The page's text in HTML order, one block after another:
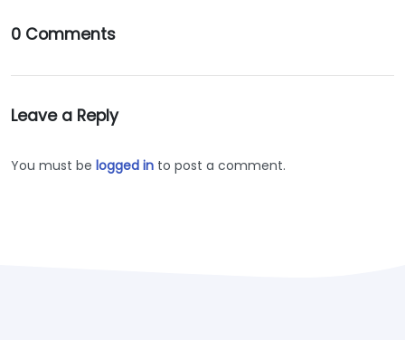
0 Comments
Leave a Reply
You must be logged in to post a comment.